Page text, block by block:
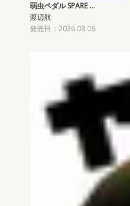
弱虫ペダル SPARE …
渡辺航
発売日：2026.08.06